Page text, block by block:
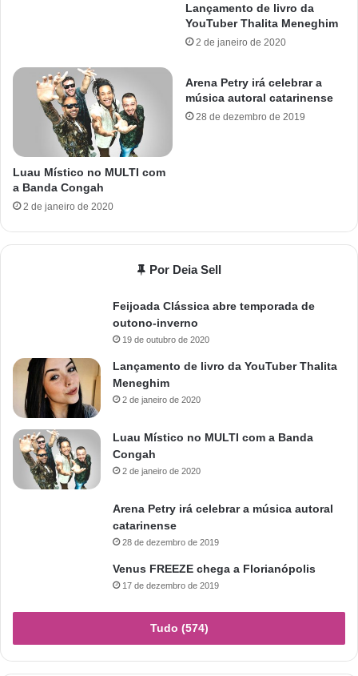
Lançamento de livro da
YouTuber Thalita Meneghim
2 de janeiro de 2020
Luau Místico no MULTI com
a Banda Congah
2 de janeiro de 2020
Arena Petry irá celebrar a
música autoral catarinense
28 de dezembro de 2019
Por Deia Sell
Feijoada Clássica abre temporada de
outono-inverno
19 de outubro de 2020
Lançamento de livro da YouTuber Thalita
Meneghim
2 de janeiro de 2020
Luau Místico no MULTI com a Banda
Congah
2 de janeiro de 2020
Arena Petry irá celebrar a música autoral
catarinense
28 de dezembro de 2019
Venus FREEZE chega a Florianópolis
17 de dezembro de 2019
Tudo (574)